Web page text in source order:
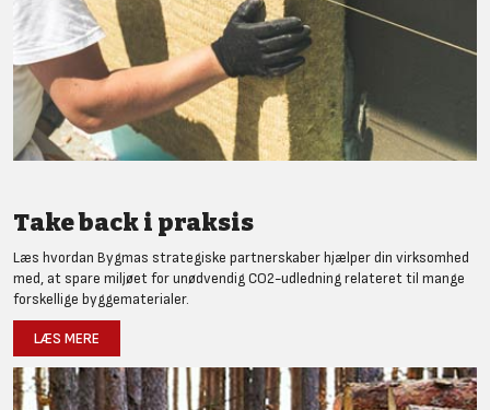
Take back i praksis
Læs hvordan Bygmas strategiske partnerskaber hjælper din virksomhed
med, at spare miljøet for unødvendig CO2-udledning relateret til mange
forskellige byggematerialer.
LÆS MERE